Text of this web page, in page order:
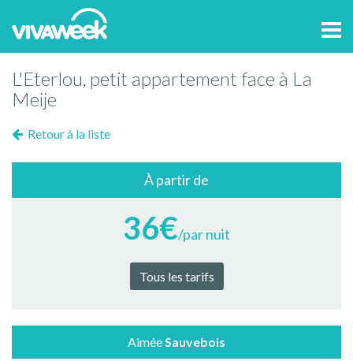
L'Eterlou, petit appartement face à La
Meije
Retour à la liste
À partir de
36€/par nuit
Tous les tarifs
AiméeSauvebois